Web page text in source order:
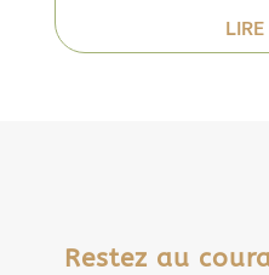
Restez au